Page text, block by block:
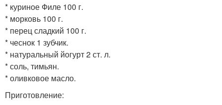
* куриное Филе 100 г.
* морковь 100 г.
* перец сладкий 100 г.
* чеснок 1 зубчик.
* натуральный йогурт 2 ст. л.
* соль, тимьян.
* оливковое масло.
Приготовление: